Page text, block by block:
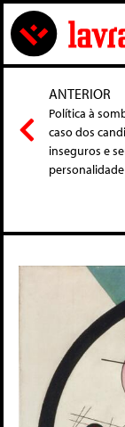
ANTERIOR
Política à
caso dos
inseguros e
personalidade